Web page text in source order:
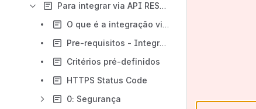
Para integrar via API RESTFUL
O que é a integração via API RESTFUL
Pre-requisitos - Integração via API RESTFUL
Critérios pré-definidos
HTTPS Status Code
0: Segurança